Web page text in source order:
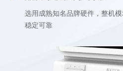
选用成熟知名品牌硬件，整机
稳定可靠